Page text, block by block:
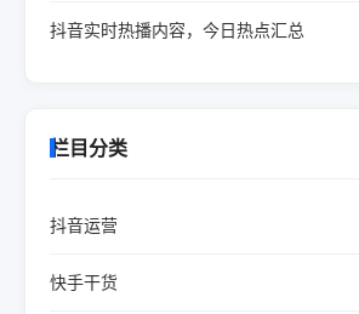
抖音实时热播内容，今日热点汇总
栏目分类
抖音运营
快手干货